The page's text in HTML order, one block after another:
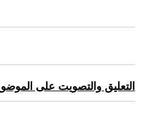
التعليق والتصويت على